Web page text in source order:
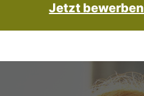
Jetzt bewerben